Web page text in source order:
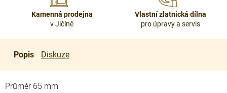
Kamenná prodejna
v Jičíně
Vlastní zlatnická dílna
pro úpravy a servis
Popis Diskuze
Průměr 65 mm